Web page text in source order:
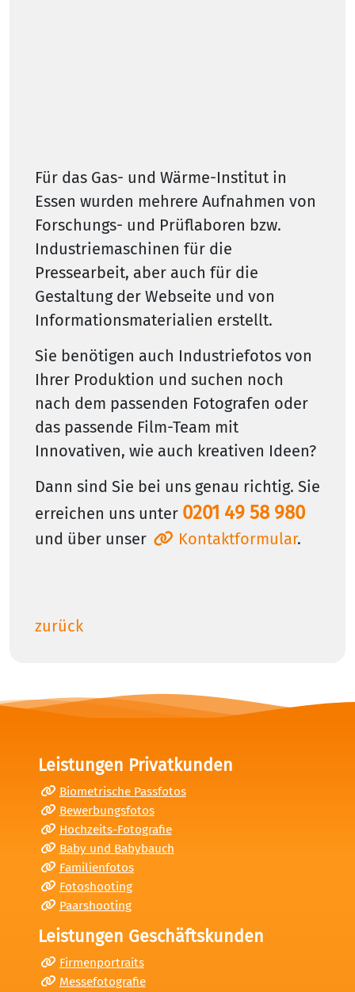
Für das Gas- und Wärme-Institut in
Essen wurden mehrere Aufnahmen von
Forschungs- und Prüflaboren bzw.
Industriemaschinen für die
Pressearbeit, aber auch für die
Gestaltung der Webseite und von
Informationsmaterialien erstellt.
Sie benötigen auch Industriefotos von
Ihrer Produktion und suchen noch
nach dem passenden Fotografen oder
das passende Film-Team mit
Innovativen, wie auch kreativen Ideen?
Dann sind Sie bei uns genau richtig. Sie
erreichen uns unter 0201 49 58 980
und über unser Kontaktformular.
zurück
Leistungen Privatkunden
Biometrische Passfotos
Bewerbungsfotos
Hochzeits-Fotografie
Baby und Babybauch
Familienfotos
Fotoshooting
Paarshooting
Leistungen Geschäftskunden
Firmenportraits
Messefotografie